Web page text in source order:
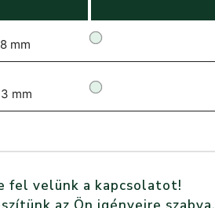
mm
mm
fel velünk a kapcsolatot!